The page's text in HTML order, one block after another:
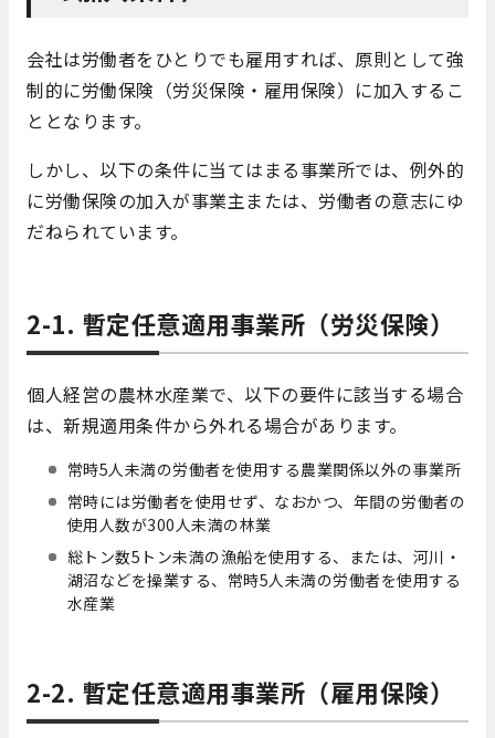
会社は労働者をひとりでも雇用すれば、原則として強
制的に労働保険（労災保険・雇用保険）に加入するこ
ととなります。
しかし、以下の条件に当てはまる事業所では、例外的
に労働保険の加入が事業主または、労働者の意志にゆ
だねられています。
2-1. 暫定任意適用事業所（労災保険）
個人経営の農林水産業で、以下の要件に該当する場合
は、新規適用条件から外れる場合があります。
常時5人未満の労働者を使用する農業関係以外の事業所
常時には労働者を使用せず、なおかつ、年間の労働者の
使用人数が300人未満の林業
総トン数5トン未満の漁船を使用する、または、河川・
湖沼などを操業する、常時5人未満の労働者を使用する
水産業
2-2. 暫定任意適用事業所（雇用保険）